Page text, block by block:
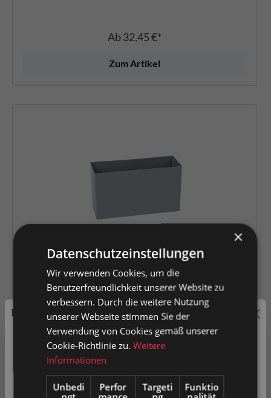
Ab32,45 €*
Zum Artikel
Vergleich Merkzettel
365 mm 133 mm
Einsatzkasten für Eurobox 182 x 133 x 200 mm
Preisauszeichnung
Privatkunden können Preise mit MwSt. (brutto) und
Geschäftskunden Preise ohne MwSt. (netto) angezeigt
werden.
×
Datenschutzeinstellungen
Wir verwenden Cookies, um die
Benutzerfreundlichkeit unserer Website zu
verbessern. Durch die weitere Nutzung
unserer Webseite stimmen Sie der
Verwendung von Cookies gemäß unserer
Cookie-Richtlinie zu.Weitere
Informationen
Unbedi
Perfor
Targeti
Funktio